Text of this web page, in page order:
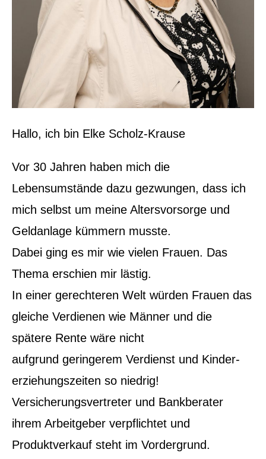
Hallo, ich bin Elke Scholz-Krause
Vor 30 Jahren haben mich die
Lebensumstände dazu gezwungen, dass ich
mich selbst um meine Altersvorsorge und
Geldanlage kümmern musste.
Dabei ging es mir wie vielen Frauen. Das
Thema erschien mir lästig.
In einer gerechteren Welt würden Frauen das
gleiche Verdienen wie Männer und die
spätere Rente wäre nicht
aufgrund geringerem Verdienst und Kinder-
erziehungszeiten so niedrig!
Versicherungsvertreter und Bankberater
ihrem Arbeitgeber verpflichtet und
Produktverkauf steht im Vordergrund.